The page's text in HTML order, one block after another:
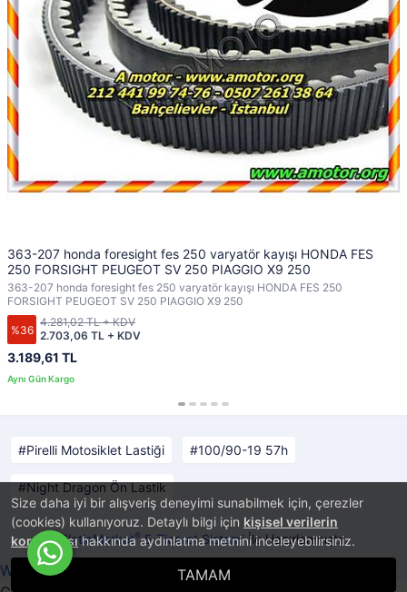
Size daha iyi bir alışveriş deneyimi sunabilmek için, çerezler
(cookies) kullanıyoruz. Detaylı bilgi için kişisel verilerin
korunmasıhakkında aydınlatma metnini inceleyebilirsiniz.
TAMAM
363-207 honda foresight fes 250 varyatör kayışı HONDA FES
250 FORSIGHT PEUGEOT SV 250 PIAGGIO X9 250
363-207 honda foresight fes 250 varyatör kayışı HONDA FES 250
FORSIGHT PEUGEOT SV 250 PIAGGIO X9 250
%36
3.189,61 TL
2.703,06 TL + KDV
4.281,02 TL + KDV
Pirelli Motosiklet Lastiği 100/90-19 57h
Night Dragon Ön Lastik
PlatinMarket®E-Ticaret Sistemiİle Hazırlanmıştır.
Whatsapp ile Sipariş Ver!